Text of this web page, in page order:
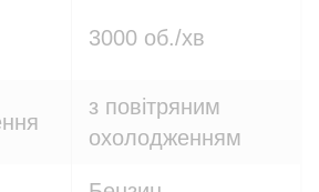
3000 об./хв
з повітряним
охолодженням